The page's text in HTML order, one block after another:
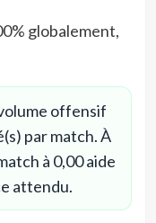
globalement,
offensif
par match. À
à 0,00 aide
attendu.